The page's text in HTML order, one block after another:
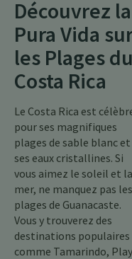
Découvrez la
Pura Vida
les Plages du
Costa Rica
Le Costa Rica est
pour ses magnifiques
plages de sable blanc et
ses eaux cristallines. Si
vous aimez le soleil et la
mer, ne manquez pas les
plages de Guanacaste.
Vous y trouverez des
destinations populaires
comme Tamarindo,